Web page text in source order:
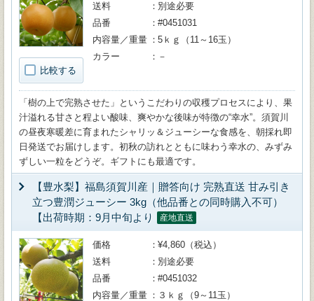
比較する
送料
別途必要
品番
#0451031
内容量／重量
5ｋｇ（11～16玉）
カラー
－
「樹の上で完熟させた」というこだわりの収穫プロセスにより、果
汁溢れる甘さと程よい酸味、爽やかな後味が特徴の“幸水”。須賀川
の昼夜寒暖差に育まれたシャリッ＆ジューシーな食感を、朝採れ即
日発送でお届けします。初秋の訪れとともに味わう幸水の、みずみ
ずしい一粒をどうぞ。ギフトにも最適です。
【豊水梨】福島須賀川産｜贈答向け 完熟直送 甘み引き
立つ豊潤ジューシー 3kg（他品番との同時購入不可）
【出荷時期：9月中旬より
産地直送
価格
¥4,860（税込）
送料
別途必要
品番
#0451032
内容量／重量
３ｋｇ（9～11玉）